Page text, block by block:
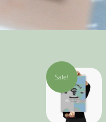
Sale!